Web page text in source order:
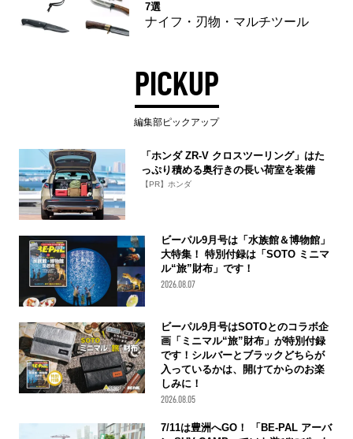
7選
ナイフ・刃物・マルチツール
PICKUP
編集部ピックアップ
「ホンダ ZR-V クロスツーリング」はた
っぷり積める奥行きの長い荷室を装備
【PR】ホンダ
ビーパル9月号は「水族館＆博物館」
大特集！ 特別付録は「SOTO ミニマ
ル“旅”財布」です！
2026.08.07
ビーパル9月号はSOTOとのコラボ企
画「ミニマル“旅”財布」が特別付録
です！シルバーとブラックどちらが
入っているかは、開けてからのお楽
しみに！
2026.08.05
7/11は豊洲へGO！ 「BE-PAL アーバ